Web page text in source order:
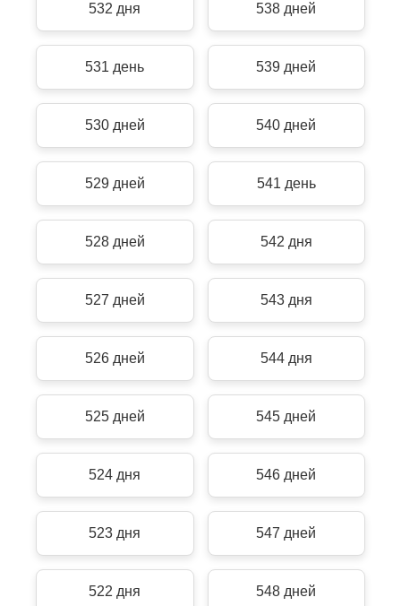
532 дня 538 дней
531 день 539 дней
530 дней 540 дней
529 дней 541 день
528 дней 542 дня
527 дней 543 дня
526 дней 544 дня
525 дней 545 дней
524 дня 546 дней
523 дня 547 дней
522 дня 548 дней